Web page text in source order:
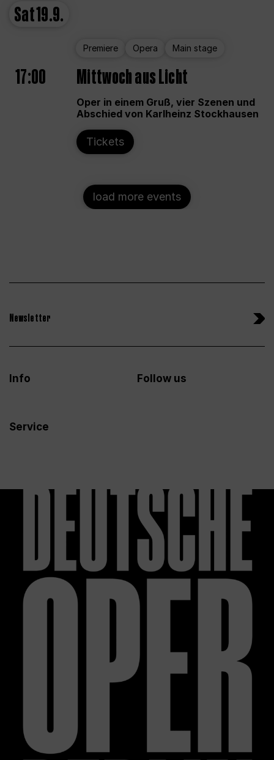
Sat19.9.
Premiere Opera Main stage
17:00 Mittwoch aus Licht
Oper in einem Gruß, vier Szenen und
Abschied von Karlheinz Stockhausen
Tickets
load more events
Newsletter
Info
Service
Follow us